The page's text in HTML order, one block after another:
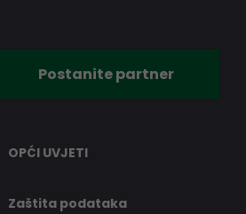
Postanite partner
OPĆI UVJETI
Zaštita podataka